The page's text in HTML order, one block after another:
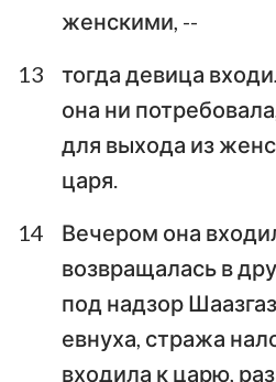
женскими, --
13
тогда девица
она ни
для выхода из
царя.
14
Вечером она
возвращалась в
под надзор
евнуха, стража
входила к царю,